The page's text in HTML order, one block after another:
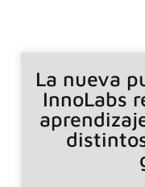
La nueva
InnoLabs